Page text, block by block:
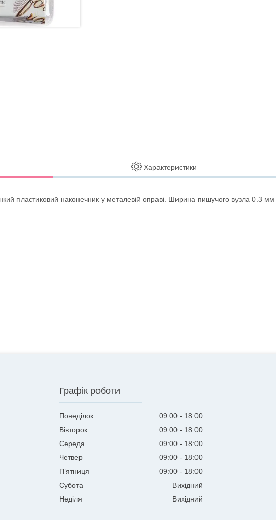
Характеристики
пластиковий наконечник у металевій оправі. Ширина пишучого вузла 0.3
Графік роботи
Понеділок 09:00
18:00
Вівторок
09:00
18:00
Середа
09:00
18:00
Четвер
09:00
18:00
Пʼятниця
09:00
18:00
Субота
Вихідний
Неділя
Вихідний